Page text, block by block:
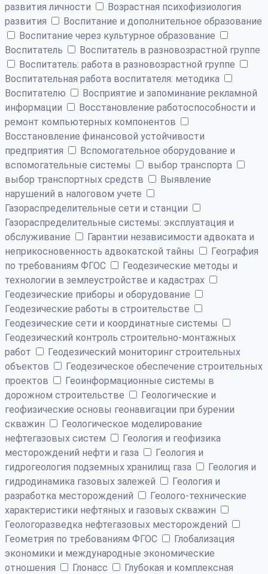
развития личности
Возрастная психофизиология
развития
Воспитание и дополнительное образование
Воспитание через культурное образование
Воспитатель
Воспитатель в разновозрастной группе
Воспитатель: работа в разновозрастной группе
Воспитательная работа воспитателя: методика
Воспитателю
Восприятие и запоминание рекламной
информации
Восстановление работоспособности и
ремонт компьютерных компонентов
Восстановление финансовой устойчивости
предприятия
Вспомогательное оборудование и
вспомогательные системы
выбор транспорта
выбор транспортных средств
Выявление
нарушений в налоговом учете
Газораспределительные сети и станции
Газораспределительные системы: эксплуатация и
обслуживание
Гарантии независимости адвоката и
неприкосновенность адвокатской тайны
География
по требованиям ФГОС
Геодезические методы и
технологии в землеустройстве и кадастрах
Геодезические приборы и оборудование
Геодезические работы в строительстве
Геодезические сети и координатные системы
Геодезический контроль строительно-монтажных
работ
Геодезический мониторинг строительных
объектов
Геодезическое обеспечение строительных
проектов
Геоинформационные системы в
дорожном строительстве
Геологические и
геофизические основы геонавигации при бурении
скважин
Геологическое моделирование
нефтегазовых систем
Геология и геофизика
месторождений нефти и газа
Геология и
гидрогеология подземных хранилищ газа
Геология и
гидродинамика газовых залежей
Геология и
разработка месторождений
Геолого-технические
характеристики нефтяных и газовых скважин
Геологоразведка нефтегазовых месторождений
Геометрия по требованиям ФГОС
Глобализация
экономики и международные экономические
отношения
Глонасс
Глубокая и комплексная